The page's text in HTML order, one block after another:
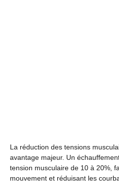
La réduction des tensions
avantage majeur. Un
tension musculaire de 10 à 20%,
mouvement et réduisant les